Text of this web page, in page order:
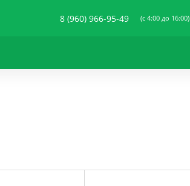
8 (960) 966-95-49 (c 4:00 до 16:00)